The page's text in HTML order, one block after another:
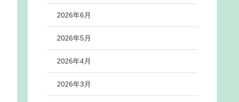
2026年6月
2026年5月
2026年4月
2026年3月